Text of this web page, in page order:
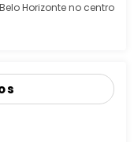
Horizonte no centro